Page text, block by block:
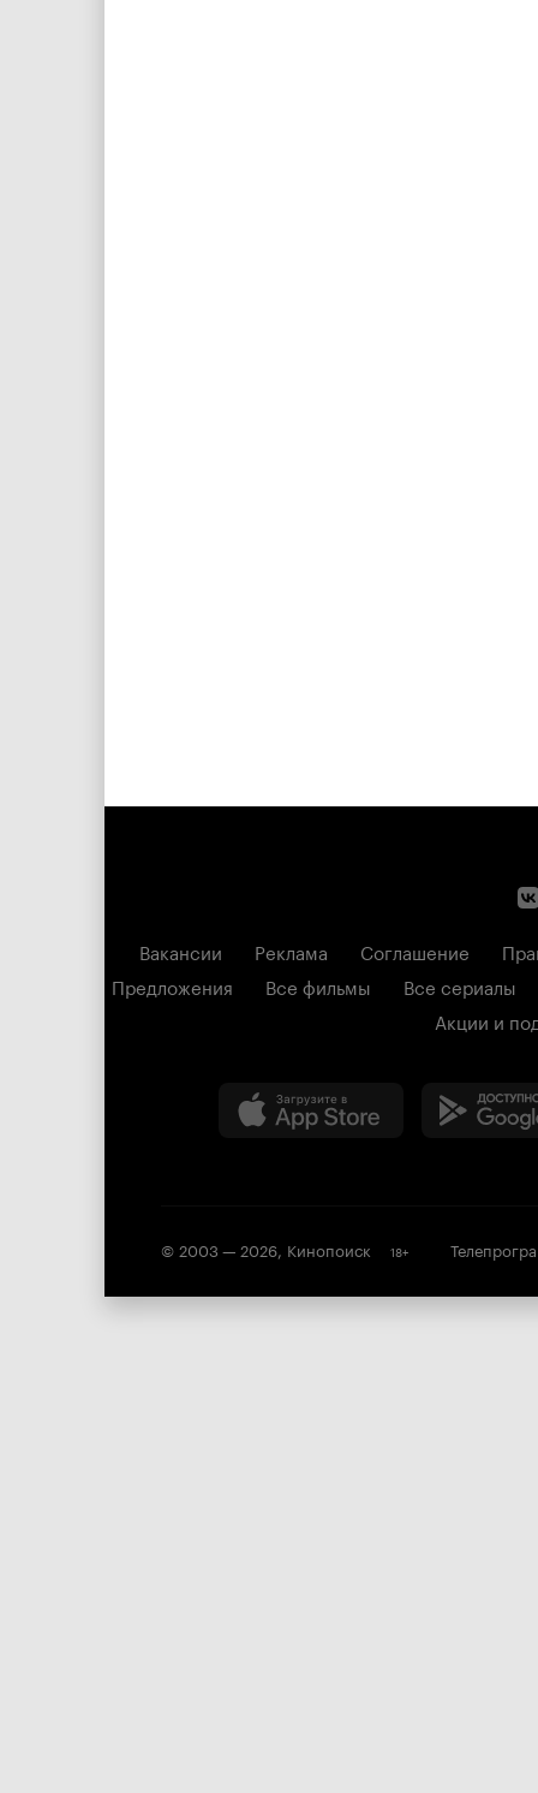
Вакансии Реклама Соглашение
Предложения
Все фильмы
Все сериалы
Акции и
© 2003 — 2026, Кинопоиск 18+